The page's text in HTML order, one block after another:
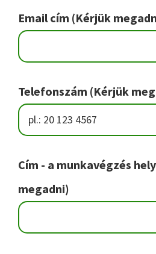
Email cím (Kérjük
Telefonszám (Kérjük
Cím - a munkavégzés
megadni)